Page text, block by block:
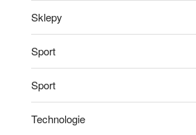
Sklepy
Sport
Sport
Technologie